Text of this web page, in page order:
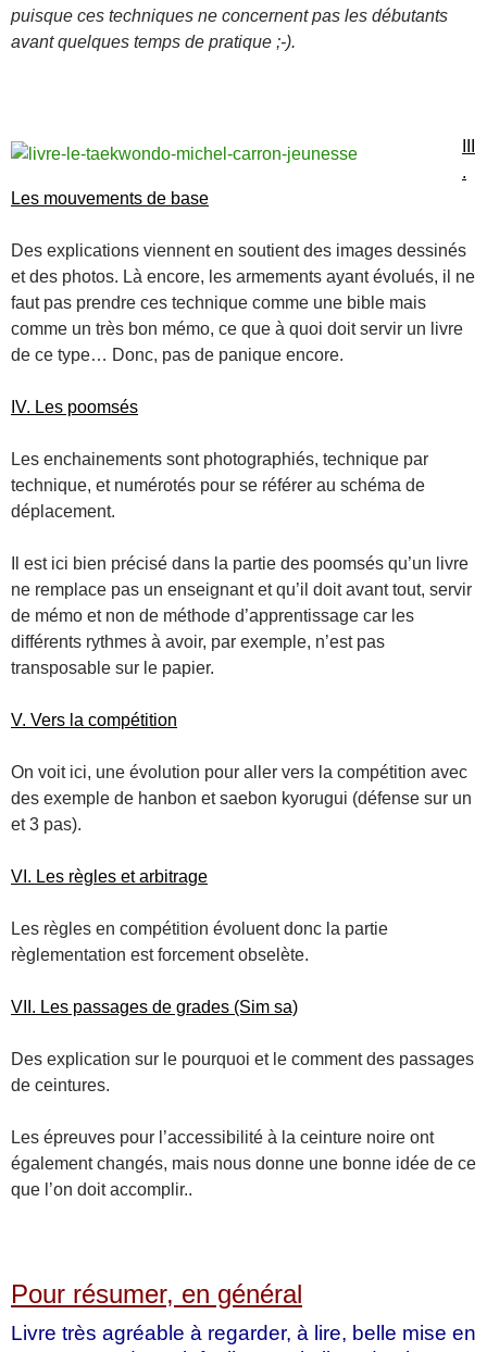
puisque ces techniques ne concernent pas les débutants
avant quelques temps de pratique ;-).
.
Les mouvements de base
Des explications viennent en soutient des images dessinés
et des photos. Là encore, les armements ayant évolués, il ne
faut pas prendre ces technique comme une bible mais
comme un très bon mémo, ce que à quoi doit servir un livre
de ce type… Donc, pas de panique encore.
IV. Les poomsés
Les enchainements sont photographiés, technique par
technique, et numérotés pour se référer au schéma de
déplacement.
Il est ici bien précisé dans la partie des poomsés qu’un livre
ne remplace pas un enseignant et qu’il doit avant tout, servir
de mémo et non de méthode d’apprentissage car les
différents rythmes à avoir, par exemple, n’est pas
transposable sur le papier.
V. Vers la compétition
On voit ici, une évolution pour aller vers la compétition avec
des exemple de hanbon et saebon kyorugui (défense sur un
et 3 pas).
VI. Les règles et arbitrage
Les règles en compétition évoluent donc la partie
règlementation est forcement obselète.
VII. Les passages de grades (Sim sa)
Des explication sur le pourquoi et le comment des passages
de ceintures.
Les épreuves pour l’accessibilité à la ceinture noire ont
également changés, mais nous donne une bonne idée de ce
que l’on doit accomplir..
Pour résumer, en général
Livre très agréable à regarder, à lire, belle mise en